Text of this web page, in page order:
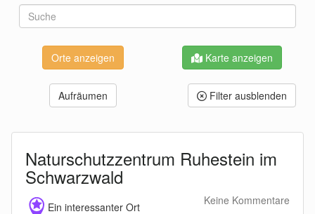
Karte anzeigen
Aufräumen Filter ausblenden
Naturschutzzentrum Ruhestein im
Schwarzwald
Ein interessanter Ort
Keine Kommentare